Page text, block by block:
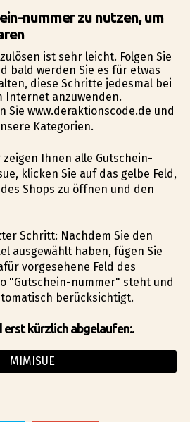
nummer zu nutzen, um
ist sehr leicht. Folgen Sie
bald werden Sie es für etwas
diese Schritte jedesmal bei
Internet anzuwenden.
Sie www.deraktionscode.de und
Kategorien.
zeigen Ihnen alle Gutschein-
klicken Sie auf das gelbe Feld,
Shops zu öffnen und den
Schritt: Nachdem Sie den
ausgewählt haben, fügen Sie
vorgesehene Feld des
"Gutschein-nummer" steht und
berücksichtigt.
erst kürzlich abgelaufen:.
MIMISUE